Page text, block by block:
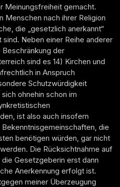
Meinungsfreiheit gemacht.
Menschen nach ihrer Religion
die „gesetzlich anerkannt“
Neben einer Reihe anderer
der
sind es 14) Kirchen und
in Anspruch
Schutzwürdigkeit
ohnehin schon im
ist also auch insofern
die
benötigen würden, gar nicht
Die Rücksichtnahme auf
Gesetzgeberin erst dann
Anerkennung erfolgt ist.
meiner Überzeugung